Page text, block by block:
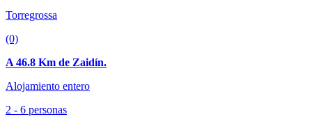
Torregrossa
(0)
A 46.8 Km de Zaidín.
Alojamiento entero
2 - 6 personas